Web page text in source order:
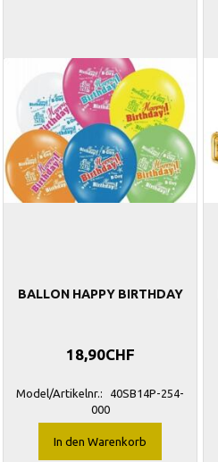
BALLON HAPPY BIRTHDAY
18,90CHF
Model/Artikelnr.:
40SB14P-254-
000
In den Warenkorb